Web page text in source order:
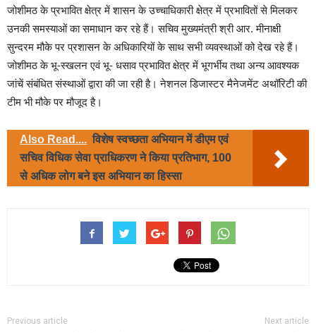
जोशीमठ के प्रभावित क्षेत्र में शासन के उच्चाधिकारी क्षेत्र में प्रभावितों से मिलकर
उनकी समस्याओं का समाधान कर रहे हैं। सचिव मुख्यमंत्री श्री आर. मीनाक्षी
सुन्दरम मौके पर प्रशासन के अधिकारियों के साथ सभी व्यवस्थाओं को देख रहे हैं।
जोशीमठ के भू-स्खलन एवं भू- धसाव प्रभावित क्षेत्र में भूगर्भीय तथा अन्य आवश्यक
जांचें संबंधित संस्थाओं द्वारा की जा रही है। नेशनल डिजास्टर मैनेजमेंट अथॉरिटी की
टीम भी मौके पर मौजूद है।
Also Read.... विशेष स्वच्छता अभियान में डीएम एवं
सचिव विधिक सेवा प्राधिकरण ने किया प्रतिभाग, 100
से अधिक लोग बने इस अभियान का हिस्सा
Previous article Next article